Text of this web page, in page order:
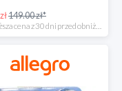
149.00 zł*
*najniższa cena z 30 dni przed obniżką